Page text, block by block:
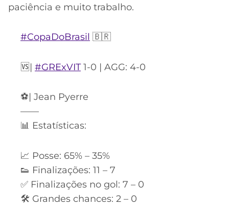
paciência e muito trabalho.
#CopaDoBrasil 🇧🇷
🆚| #GRExVIT1-0 | AGG: 4-0
⚽️| Jean Pyerre
——
📊 Estatísticas:
📈 Posse: 65% – 35%
👟 Finalizações: 11 – 7
✅ Finalizações no gol: 7 – 0
🛠 Grandes chances: 2 – 0